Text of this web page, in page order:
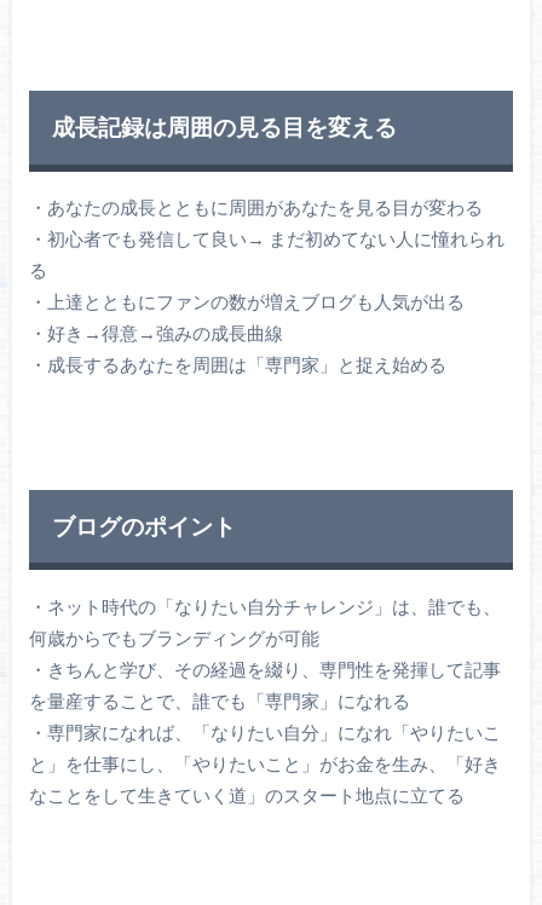
成長記録は周囲の見る目を変える
・あなたの成長とともに周囲があなたを見る目が変わる
・初心者でも発信して良い→ まだ初めてない人に憧れられ
る
・上達とともにファンの数が増えブログも人気が出る
・好き→得意→強みの成長曲線
・成長するあなたを周囲は「専門家」と捉え始める
ブログのポイント
・ネット時代の「なりたい自分チャレンジ」は、誰でも、
何歳からでもブランディングが可能
・きちんと学び、その経過を綴り、専門性を発揮して記事
を量産することで、誰でも「専門家」になれる
・専門家になれば、「なりたい自分」になれ「やりたいこ
と」を仕事にし、「やりたいこと」がお金を生み、「好き
なことをして生きていく道」のスタート地点に立てる